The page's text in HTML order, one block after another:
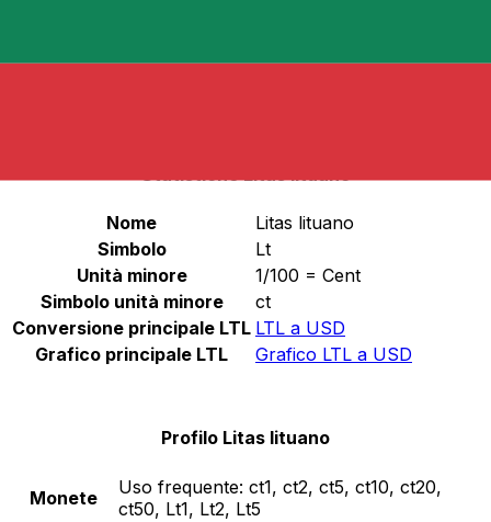
Nome
Litas lituano
Simbolo
Lt
Unità minore
1/100 = Cent
Simbolo unità minore
ct
Conversione principale LTL LTL a USD
Grafico principale LTL
Grafico LTL a USD
Profilo Litas lituano
Monete Uso frequente: ct1, ct2, ct5, ct10, ct20,
ct50, Lt1, Lt2, Lt5